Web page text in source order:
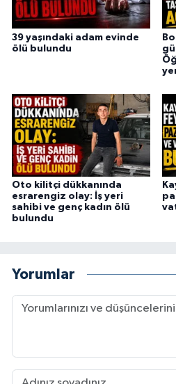
39 yaşındaki adam evinde
ölü bulundu
Oto kilitçi dükkanında
esrarengiz olay: İş yeri
sahibi ve genç kadın ölü
bulundu
Yorumlar